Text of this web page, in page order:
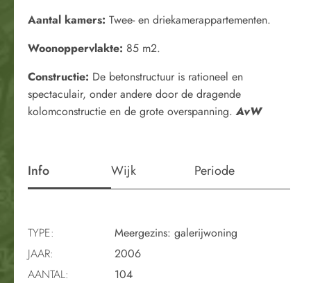
Aantal kamers: Twee- en driekamerappartementen.
Woonoppervlakte: 85 m2.
Constructie: De betonstructuur is rationeel en
spectaculair, onder andere door de dragende
kolomconstructie en de grote overspanning. AvW
Info Wijk Periode
TYPE:
Meergezins: galerijwoning
JAAR:
2006
AANTAL:
104